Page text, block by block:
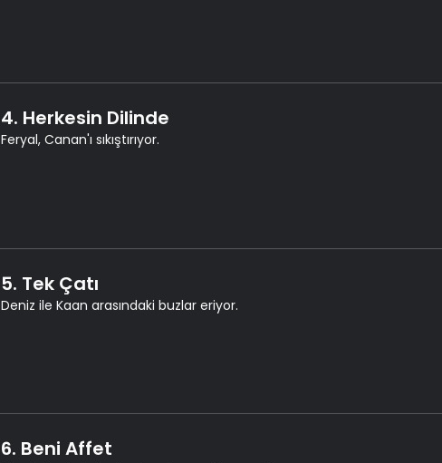
4. Herkesin Dilinde
Feryal, Canan'ı sıkıştırıyor.
5. Tek Çatı
Deniz ile Kaan arasındaki buzlar eriyor.
6. Beni Affet